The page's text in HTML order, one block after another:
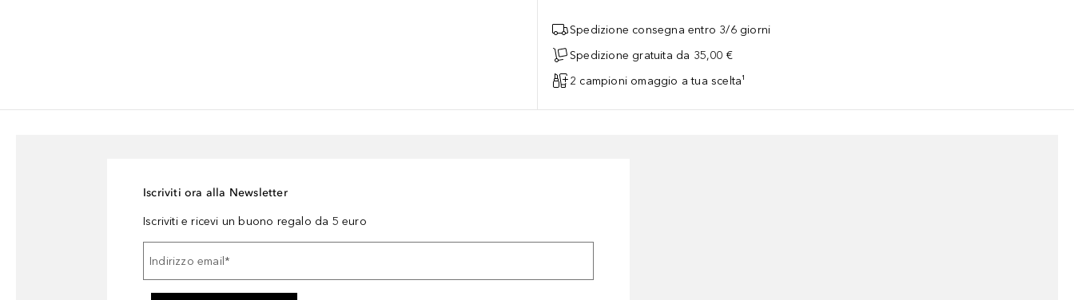
Spedizione consegna entro 3/6 giorni
Spedizione gratuita da 35,00 €
2 campioni omaggio a tua scelta¹
Iscriviti ora alla Newsletter
Iscriviti e ricevi un buono regalo da 5 euro
Indirizzo email *